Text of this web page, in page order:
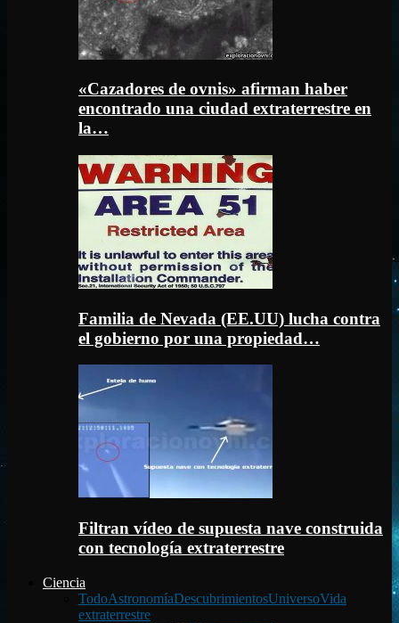
«Cazadores de ovnis» afirman haber
encontrado una ciudad extraterrestre en
la…
Familia de Nevada (EE.UU) lucha contra
el gobierno por una propiedad…
Filtran vídeo de supuesta nave construida
con tecnología extraterrestre
Ciencia
TodoAstronomíaDescubrimientosUniversoVida
extraterrestre